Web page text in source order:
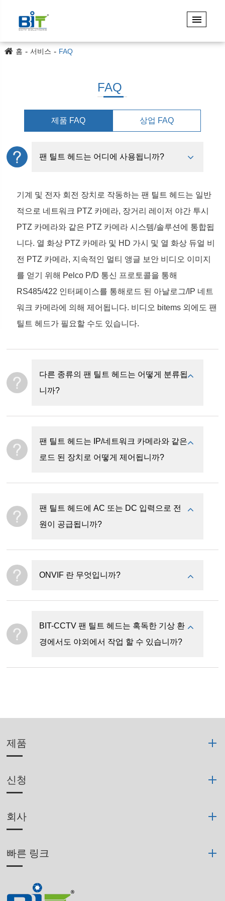
홈 서비스 FAQ
FAQ
제품 FAQ 상업 FAQ
팬 틸트 헤드는 어디에 사용됩니까?
기계 및 전자 회전 장치로 작동하는 팬 틸트 헤드는 일반
적으로 네트워크 PTZ 카메라, 장거리 레이저 야간 투시
PTZ 카메라와 같은 PTZ 카메라 시스템/솔루션에 통합됩
니다. 열 화상 PTZ 카메라 및 HD 가시 및 열 화상 듀얼 비
전 PTZ 카메라, 지속적인 멀티 앵글 보안 비디오 이미지
를 얻기 위해 Pelco P/D 통신 프로토콜을 통해
RS485/422 인터페이스를 통해로드 된 아날로그/IP 네트
워크 카메라에 의해 제어됩니다. 비디오 bitems 외에도 팬
틸트 헤드가 필요할 수도 있습니다.
다른 종류의 팬 틸트 헤드는 어떻게 분류됩
니까?
팬 틸트 헤드는 IP/네트워크 카메라와 같은
로드 된 장치로 어떻게 제어됩니까?
팬 틸트 헤드에 AC 또는 DC 입력으로 전
원이 공급됩니까?
ONVIF 란 무엇입니까?
BIT-CCTV 팬 틸트 헤드는 혹독한 기상 환
경에서도 야외에서 작업 할 수 있습니까?
제품
신청
회사
빠른 링크